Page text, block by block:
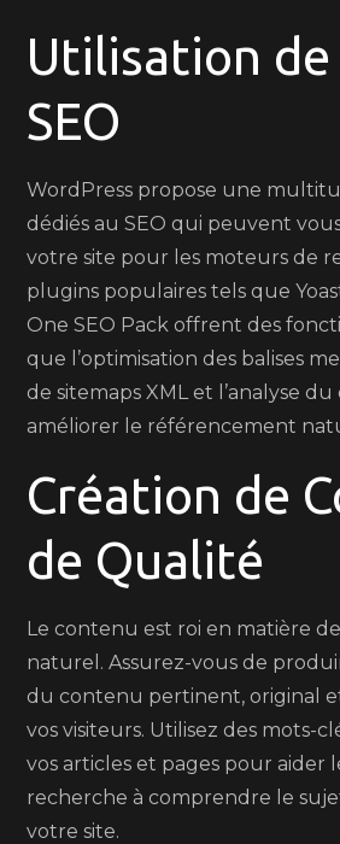
Utilisation de
SEO
WordPress propose une
dédiés au SEO qui peuvent
votre site pour les moteurs de
plugins populaires tels que
One SEO Pack offrent des
que l’optimisation des balises
de sitemaps XML et l’analyse
améliorer le référencement
Création de
de Qualité
Le contenu est roi en matière
naturel. Assurez-vous de
du contenu pertinent, original
vos visiteurs. Utilisez des mots-
vos articles et pages pour aider
recherche à comprendre le
votre site.